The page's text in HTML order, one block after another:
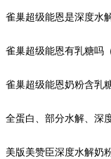
雀巢超级能恩是深度水
雀巢超级能恩有乳糖吗
雀巢超级能恩奶粉含乳
全蛋白、部分水解、深
配方粉(pHF)）
美版美赞臣深度水解奶